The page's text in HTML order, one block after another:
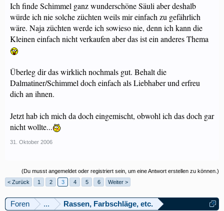
Ich finde Schimmel ganz wunderschöne Säuli aber deshalb
würde ich nie solche züchten weils mir einfach zu gefährlich
wäre. Naja züchten werde ich sowieso nie, denn ich kann die
Kleinen einfach nicht verkaufen aber das ist ein anderes Thema
Überleg dir das wirklich nochmals gut. Behalt die
Dalmatiner/Schimmel doch einfach als Liebhaber und erfreu
dich an ihnen.
Jetzt hab ich mich da doch eingemischt, obwohl ich das doch gar
nicht wollte...
31. Oktober 2006
(Du musst angemeldet oder registriert sein, um eine Antwort erstellen zu können.)
< Zurück
1 2 3 4 5 6 Weiter >
Foren ... Rassen, Farbschläge, etc.